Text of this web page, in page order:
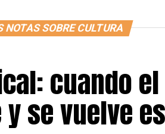
NOTAS SOBRE CULTURA
cuando
se vuelve